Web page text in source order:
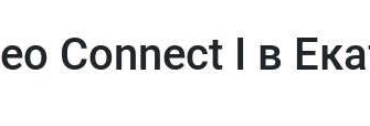
Connect I в